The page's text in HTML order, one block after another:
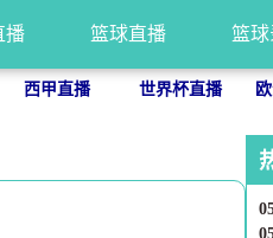
播 篮球直播 篮球
西甲直播 世界杯直播